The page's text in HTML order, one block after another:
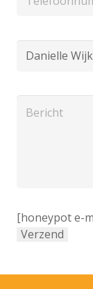
[honeypot e-